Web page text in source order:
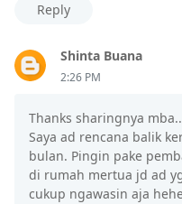
Reply
Shinta Buana
2:26 PM
Thanks sharingnya mba..
Saya ad rencana balik
bulan. Pingin pake
di rumah mertua jd ad
cukup ngawasin aja